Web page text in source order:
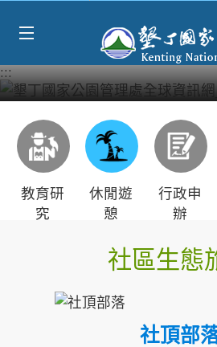
:::
教育研
究
休閒遊
憩
行政申
辦
社區生態
社頂部